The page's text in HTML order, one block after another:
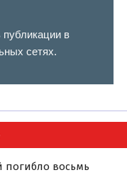
в
сетях.
погибло восьмь